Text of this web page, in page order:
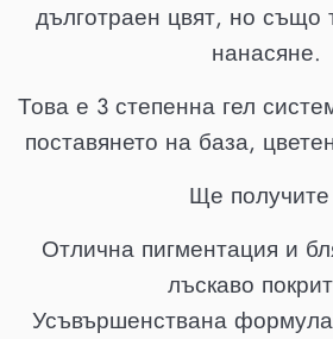
дълготраен цвят, но също
нанасяне.
Това е 3 степенна гел
поставянето на база,
Ще
Отлична пигментация и
лъскаво
Усъвършенствана